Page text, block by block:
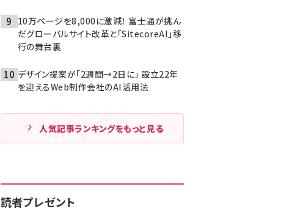
10万ページを8,000に激減！ 富士通が挑ん
だグローバルサイト改革と「SitecoreAI」移
行の舞台裏
デザイン提案が「2週間→2日に」 設立22年
を迎えるWeb制作会社のAI活用法
人気記事ランキングをもっと見る
読者プレゼント